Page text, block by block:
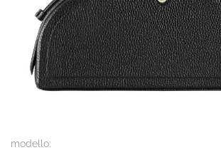
modello:
Przejdź